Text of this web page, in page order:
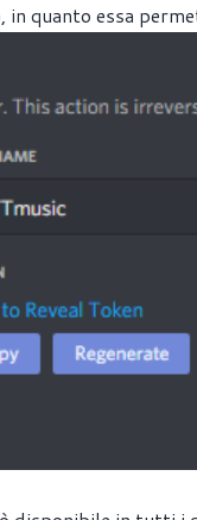
quanto essa